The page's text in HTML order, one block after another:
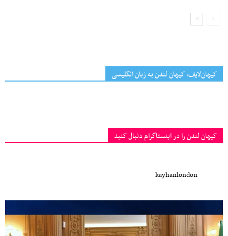
کیهان‌لایف، کیهان لندن به زبان انگلیسی
کیهان لندن را در اینستاگرام دنبال کنید
kayhanlondon